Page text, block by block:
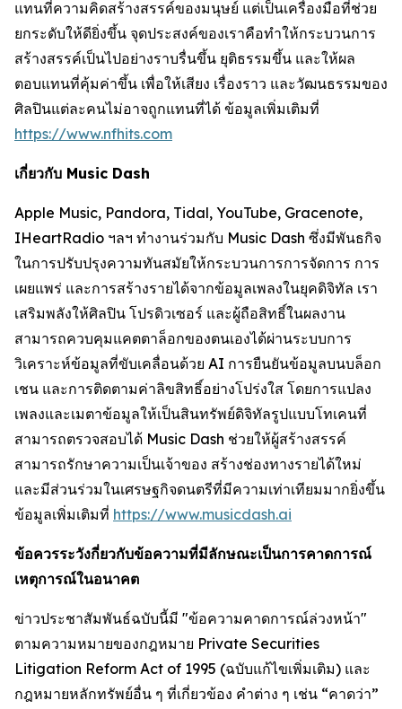
แทนที่ความคิดสร้างสรรค์ของมนุษย์ แต่เป็นเครื่องมือที่ช่วย
ยกระดับให้ดียิ่งขึ้น จุดประสงค์ของเราคือทำให้กระบวนการ
สร้างสรรค์เป็นไปอย่างราบรื่นขึ้น ยุติธรรมขึ้น และให้ผล
ตอบแทนที่คุ้มค่าขึ้น เพื่อให้เสียง เรื่องราว และวัฒนธรรมของ
ศิลปินแต่ละคนไม่อาจถูกแทนที่ได้ ข้อมูลเพิ่มเติมที่
https://www.nfhits.com
เกี่ยวกับ Music Dash
Apple Music, Pandora, Tidal, YouTube, Gracenote,
IHeartRadio ฯลฯ ทำงานร่วมกับ Music Dash ซึ่งมีพันธกิจ
ในการปรับปรุงความทันสมัยให้กระบวนการการจัดการ การ
เผยแพร่ และการสร้างรายได้จากข้อมูลเพลงในยุคดิจิทัล เรา
เสริมพลังให้ศิลปิน โปรดิวเซอร์ และผู้ถือสิทธิ์ในผลงาน
สามารถควบคุมแคตตาล็อกของตนเองได้ผ่านระบบการ
วิเคราะห์ข้อมูลที่ขับเคลื่อนด้วย AI การยืนยันข้อมูลบนบล็อก
เชน และการติดตามค่าลิขสิทธิ์อย่างโปร่งใส โดยการแปลง
เพลงและเมตาข้อมูลให้เป็นสินทรัพย์ดิจิทัลรูปแบบโทเคนที่
สามารถตรวจสอบได้ Music Dash ช่วยให้ผู้สร้างสรรค์
สามารถรักษาความเป็นเจ้าของ สร้างช่องทางรายได้ใหม่
และมีส่วนร่วมในเศรษฐกิจดนตรีที่มีความเท่าเทียมมากยิ่งขึ้น
ข้อมูลเพิ่มเติมที่ https://www.musicdash.ai
ข้อควรระวังกี่ยวกับข้อความที่มีลักษณะเป็นการคาดการณ์
เหตุการณ์ในอนาคต
ข่าวประชาสัมพันธ์ฉบับนี้มี "ข้อความคาดการณ์ล่วงหน้า"
ตามความหมายของกฎหมาย Private Securities
Litigation Reform Act of 1995 (ฉบับแก้ไขเพิ่มเติม) และ
กฎหมายหลักทรัพย์อื่น ๆ ที่เกี่ยวข้อง คำต่าง ๆ เช่น “คาดว่า”